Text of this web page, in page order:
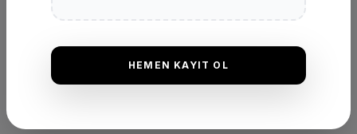
DEĞERLENDIRMELER
HEMEN KAYIT OL